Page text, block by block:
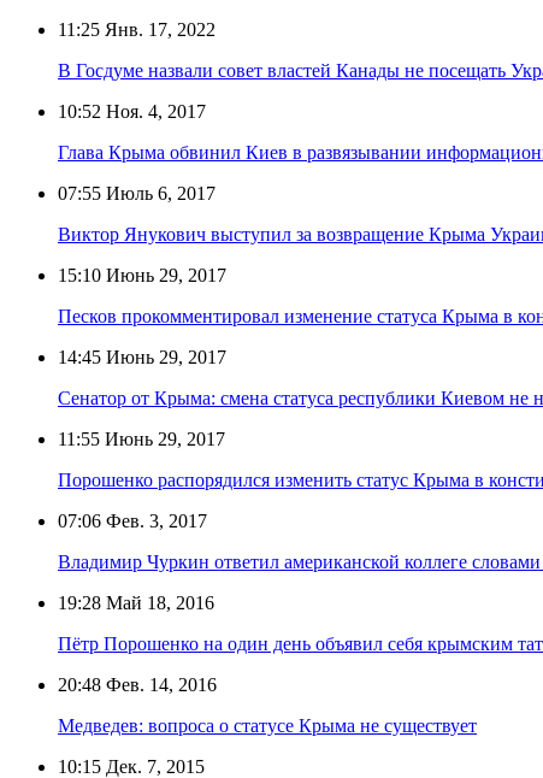
11:25 Янв. 17, 2022
В Госдуме назвали совет властей Канады не посещать
10:52 Ноя. 4, 2017
Глава Крыма обвинил Киев в развязывании
07:55 Июль 6, 2017
Виктор Янукович выступил за возвращение Крыма
15:10 Июнь 29, 2017
Песков прокомментировал изменение статуса Крыма в
14:45 Июнь 29, 2017
Сенатор от Крыма: смена статуса республики Киевом не
11:55 Июнь 29, 2017
Порошенко распорядился изменить статус Крыма в
07:06 Фев. 3, 2017
Владимир Чуркин ответил американской коллеге
19:28 Май 18, 2016
Пётр Порошенко на один день объявил себя крымским
20:48 Фев. 14, 2016
Медведев: вопроса о статусе Крыма не существует
10:15 Дек. 7, 2015